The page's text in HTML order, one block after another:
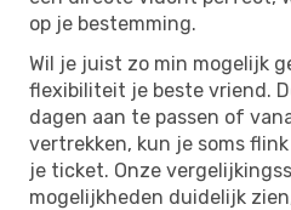
op je bestemming.
Wil je juist zo min mogelijk
flexibiliteit je beste vriend.
dagen aan te passen of
vertrekken, kun je soms
je ticket. Onze
mogelijkheden duidelijk